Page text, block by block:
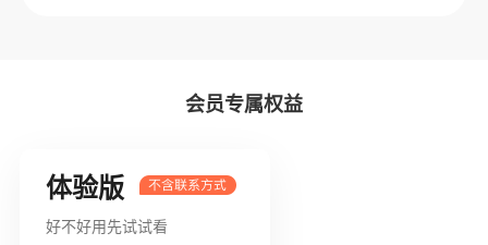
会员专属权益
体验版
好不好用先试试看